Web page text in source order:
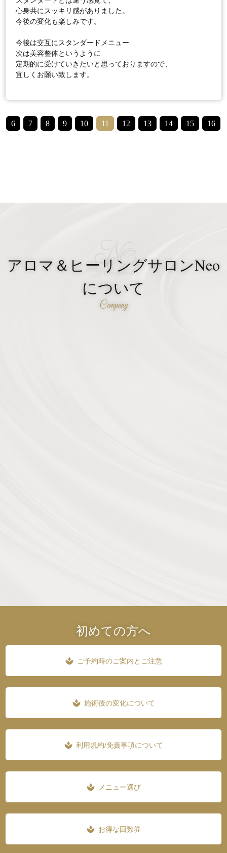
心身共にスッキリ感がありました。
今後の変化も楽しみです。
今後は交互にスタンダードメニュー
次は美容整体というように
定期的に受けていきたいと思っておりますので、
6 7 8 9 10 11 12 13 14 15 16
アロマ＆ヒーリングサロンNeo
について
Company
初めての方へ
spa ご予約時のご案内とご注意
spa 施術後の変化について
spa 利用規約/免責事項について
spa メニュー選び
spa お得な回数券